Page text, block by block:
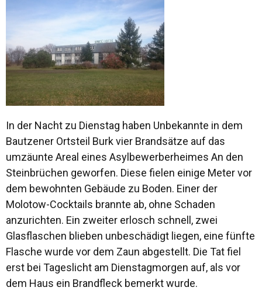
In der Nacht zu Dienstag haben Unbekannte in dem
Bautzener Ortsteil Burk vier Brandsätze auf das
umzäunte Areal eines Asylbewerberheimes An den
Steinbrüchen geworfen. Diese fielen einige Meter vor
dem bewohnten Gebäude zu Boden. Einer der
Molotow-Cocktails brannte ab, ohne Schaden
anzurichten. Ein zweiter erlosch schnell, zwei
Glasflaschen blieben unbeschädigt liegen, eine fünfte
Flasche wurde vor dem Zaun abgestellt. Die Tat fiel
erst bei Tageslicht am Dienstagmorgen auf, als vor
dem Haus ein Brandfleck bemerkt wurde.